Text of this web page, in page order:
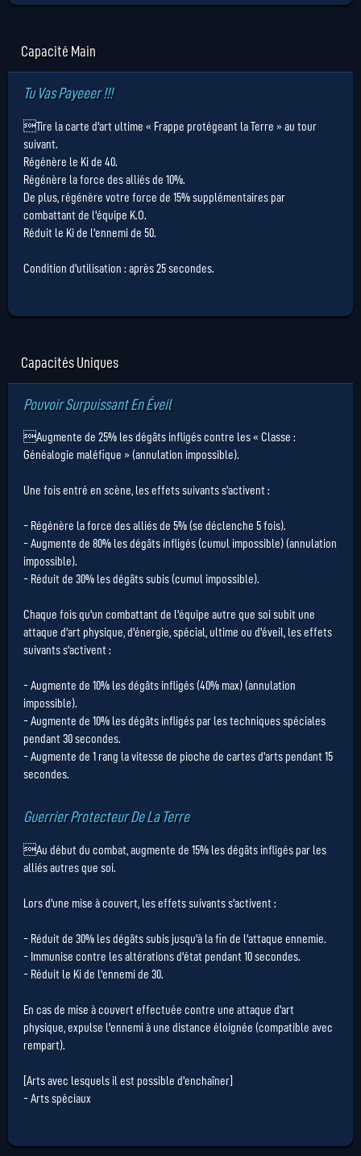
Capacité Main
Tu Vas Payeeer !!!
Tire la carte d'art ultime « Frappe protégeant la Terre » au tour
suivant.
Régénère le Ki de 40.
Régénère la force des alliés de 10%.
De plus, régénère votre force de 15% supplémentaires par
combattant de l'équipe K.O.
Réduit le Ki de l'ennemi de 50.
Condition d'utilisation : après 25 secondes.
Capacités Uniques
Pouvoir Surpuissant En Éveil
Augmente de 25% les dégâts infligés contre les « Classe :
Généalogie maléfique » (annulation impossible).
Une fois entré en scène, les effets suivants s'activent :
- Régénère la force des alliés de 5% (se déclenche 5 fois).
- Augmente de 80% les dégâts infligés (cumul impossible) (annulation
impossible).
- Réduit de 30% les dégâts subis (cumul impossible).
Chaque fois qu'un combattant de l'équipe autre que soi subit une
attaque d'art physique, d'énergie, spécial, ultime ou d'éveil, les effets
suivants s'activent :
- Augmente de 10% les dégâts infligés (40% max) (annulation
impossible).
- Augmente de 10% les dégâts infligés par les techniques spéciales
pendant 30 secondes.
- Augmente de 1 rang la vitesse de pioche de cartes d'arts pendant 15
secondes.
Guerrier Protecteur De La Terre
Au début du combat, augmente de 15% les dégâts infligés par les
alliés autres que soi.
Lors d'une mise à couvert, les effets suivants s'activent :
- Réduit de 30% les dégâts subis jusqu'à la fin de l'attaque ennemie.
- Immunise contre les altérations d'état pendant 10 secondes.
- Réduit le Ki de l'ennemi de 30.
En cas de mise à couvert effectuée contre une attaque d'art
physique, expulse l'ennemi à une distance éloignée (compatible avec
rempart).
[Arts avec lesquels il est possible d'enchaîner]
- Arts spéciaux